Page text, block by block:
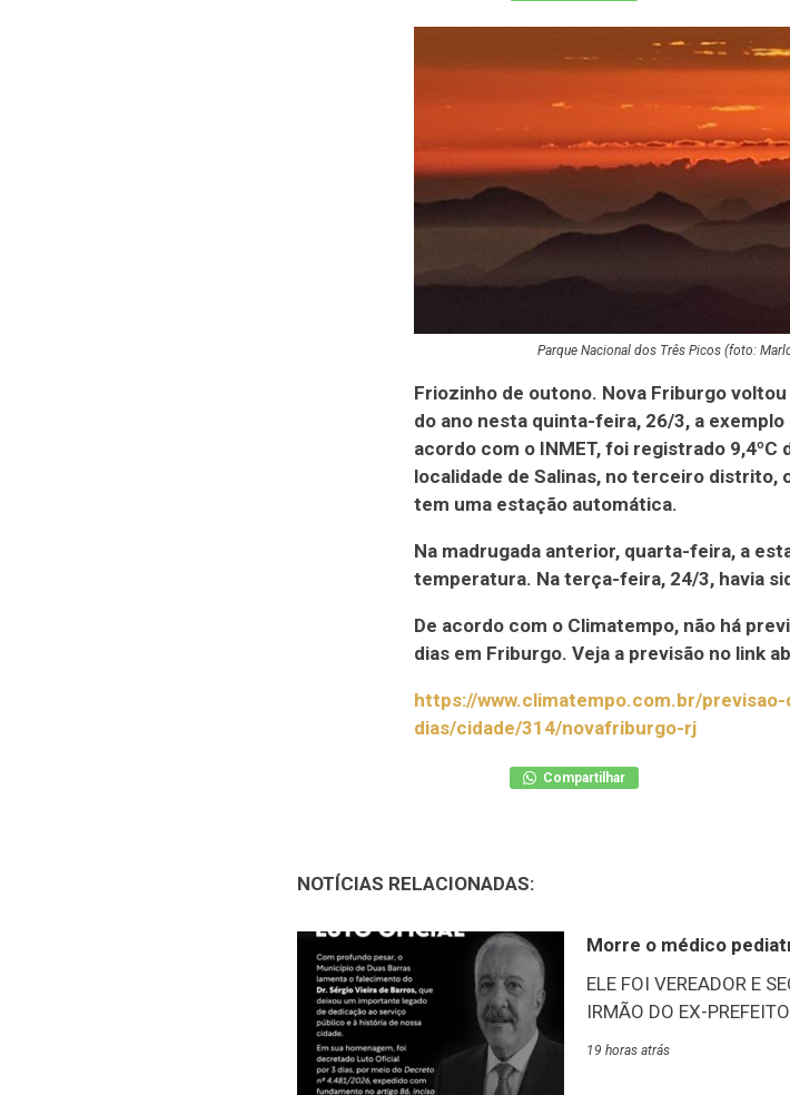
Parque Nacional dos Três Picos (foto:
Friozinho de outono. Nova Friburgo
do ano nesta quinta-feira, 26/3, a
acordo com o INMET, foi registrado 9,4ºC
localidade de Salinas, no terceiro
tem uma estação automática.
Na madrugada anterior, quarta-feira, a
temperatura. Na terça-feira, 24/3, havia
De acordo com o Climatempo, não há
dias em Friburgo. Veja a previsão no link
https://www.climatempo.com.br/
dias/cidade/314/novafriburgo-rj
Compartilhar
NOTÍCIAS RELACIONADAS:
Morre o médico
ELE FOI VEREADOR E
IRMÃO DO EX-
de Duas Barras,
19 horas atrás